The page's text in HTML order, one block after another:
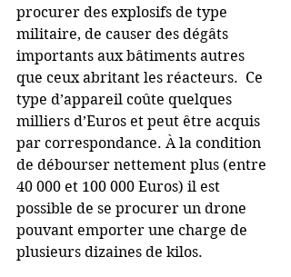
procurer des explosifs de type
militaire, de causer des dégâts
importants aux bâtiments autres
que ceux abritant les réacteurs.  Ce
type d’appareil coûte quelques
milliers d’Euros et peut être acquis
par correspondance. À la condition
de débourser nettement plus (entre
40 000 et 100 000 Euros) il est
possible de se procurer un drone
pouvant emporter une charge de
plusieurs dizaines de kilos.